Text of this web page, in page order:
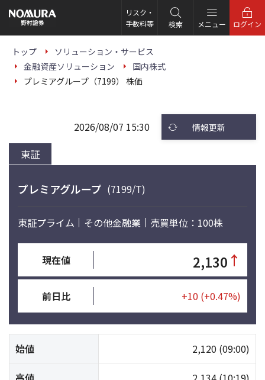
の
ー
リスク・
手数料等
検索 メニュー ログイン
トップ
ソリューション・サービス
金融資産ソリューション
国内株式
プレミアグループ（7199） 株価
東証
2026/08/07 15:30 情報更新
プレミアグループ (7199/T)
東証プライム その他金融業 売買単位：100株
現在値 2,130 ↑
前日比 +10 (+0.47%)
始値 2,120 (09:00)